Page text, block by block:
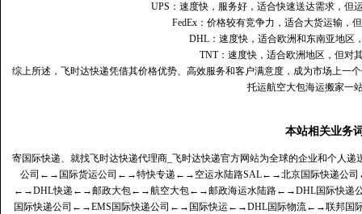
UPS：速度快，服务好，适合快速送达需求，但
FedEx：价格较有竞争力，适合大货运输，
DHL：速度快，适合欧洲和东南亚地区
TNT：速度快，适合欧洲地区，但对
综上所述，飞时达快递凭借其价格优势、高效服务和客户满意度，成为市场上一
托运航空大包海运搬家一
本站相关业务
寄国际快递、就找飞时达快递代理商_飞时达快递官方网站为全球的企业和个人递
公司 ←→ 国际货运公司 ←→特快专递 ←→ 空运水陆路SAL←→北京国际快递公司
←→DHL快递 ←→邮政大包←→航空大包←→邮政海运水陆路←→DHL国际快递
国际快递公司 ←→EMS国际快递公司 ←→ 国际快运←→DHL国际物流←→联邦国